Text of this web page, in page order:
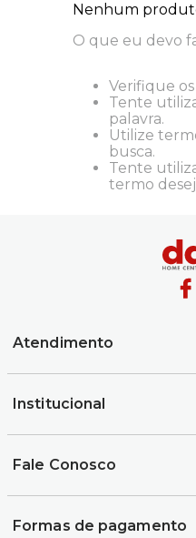
Nenhum
O que eu devo
Verifique
Tente
palavra.
Utilize
busca.
Tente
termo
Atendimento
Institucional
Fale Conosco
Formas de pagamento